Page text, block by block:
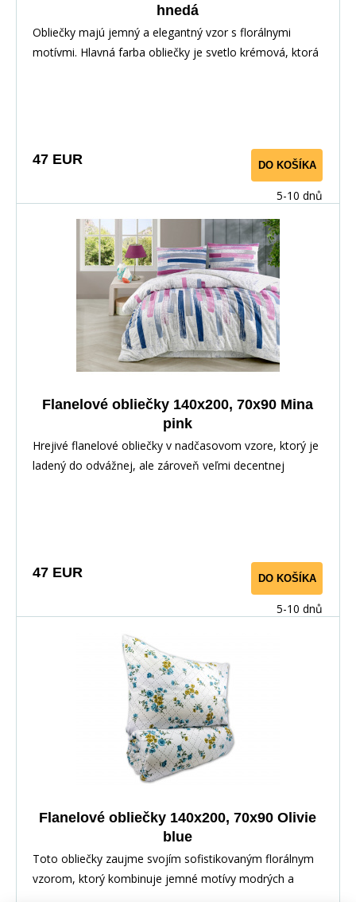
hnedá
Obliečky majú jemný a elegantný vzor s florálnymi
motívmi. Hlavná farba obliečky je svetlo krémová, ktorá
prirodzený dojem, pripomínajúci rozkvitnutú záhradu.
Celkovo pôsobí obliečky veľmi útulne a harmonicky, a
hodia sa do pokojných, prírodne ladených interiérov.
47 EUR DO KOŠÍKA
5-10 dnů
Flanelové obliečky 140x200, 70x90 Mina
pink
Hrejivé flanelové obliečky v nadčasovom vzore, ktorý je
ladený do odvážnej, ale zároveň veľmi decentnej
smotanovej.
47 EUR DO KOŠÍKA
5-10 dnů
Flanelové obliečky 140x200, 70x90 Olivie
blue
Toto obliečky zaujme svojím sofistikovaným florálnym
vzorom, ktorý kombinuje jemné motívy modrých a